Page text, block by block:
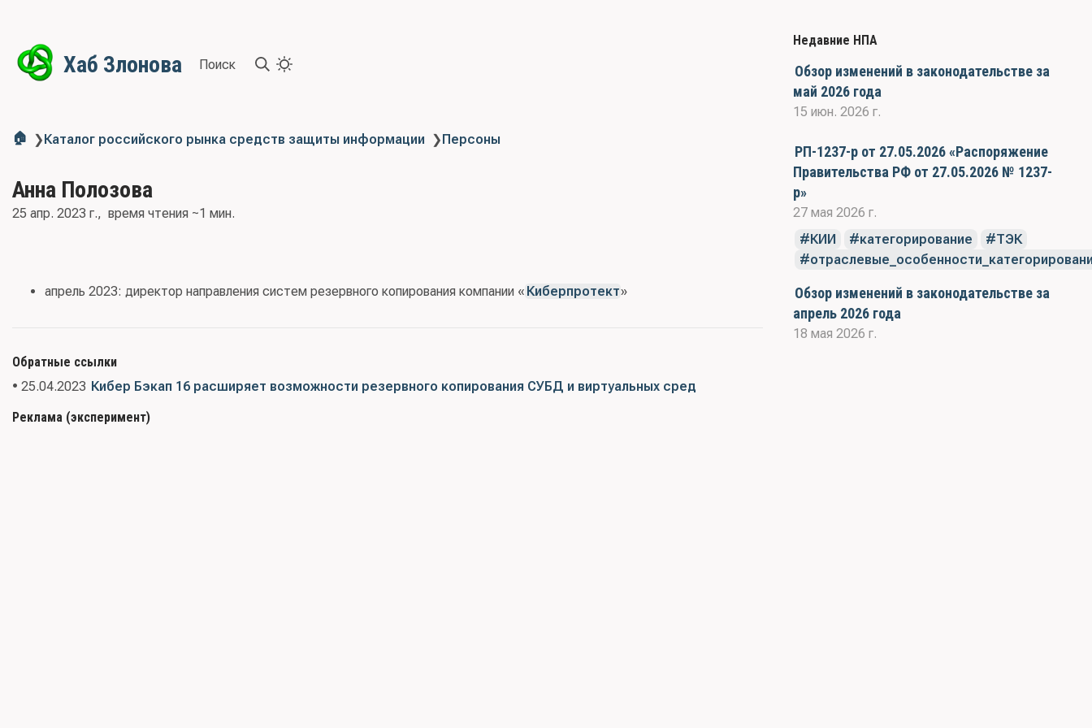
Хаб Злонова Поиск
🏠 ❯Каталог российского рынка средств защиты информации ❯Персоны
Анна Полозова
25 апр. 2023 г. время чтения ~1 мин.
апрель 2023: директор направления систем резервного копирования компании « Киберпротект»
Обратные ссылки
• 25.04.2023 Кибер Бэкап 16 расширяет возможности резервного копирования СУБД и виртуальных сред
Реклама (эксперимент)
Недавние НПА
Обзор изменений в законодательстве за
май 2026 года
15 июн. 2026 г.
РП-1237-р от 27.05.2026 «Распоряжение
Правительства РФ от 27.05.2026 № 1237-
р»
27 мая 2026 г.
КИИ
категорирование
ТЭК
Обзор изменений в законодательстве за
апрель 2026 года
18 мая 2026 г.